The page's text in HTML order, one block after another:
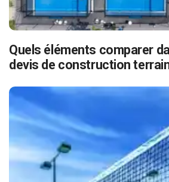
Quels éléments comparer
devis de construction